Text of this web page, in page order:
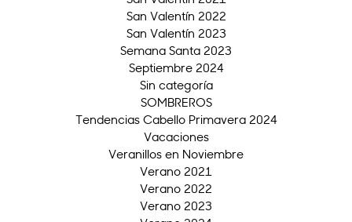
San Valentín 2022
San Valentín 2023
Semana Santa 2023
Septiembre 2024
Sin categoría
SOMBREROS
Tendencias Cabello Primavera 2024
Vacaciones
Veranillos en Noviembre
Verano 2021
Verano 2022
Verano 2023